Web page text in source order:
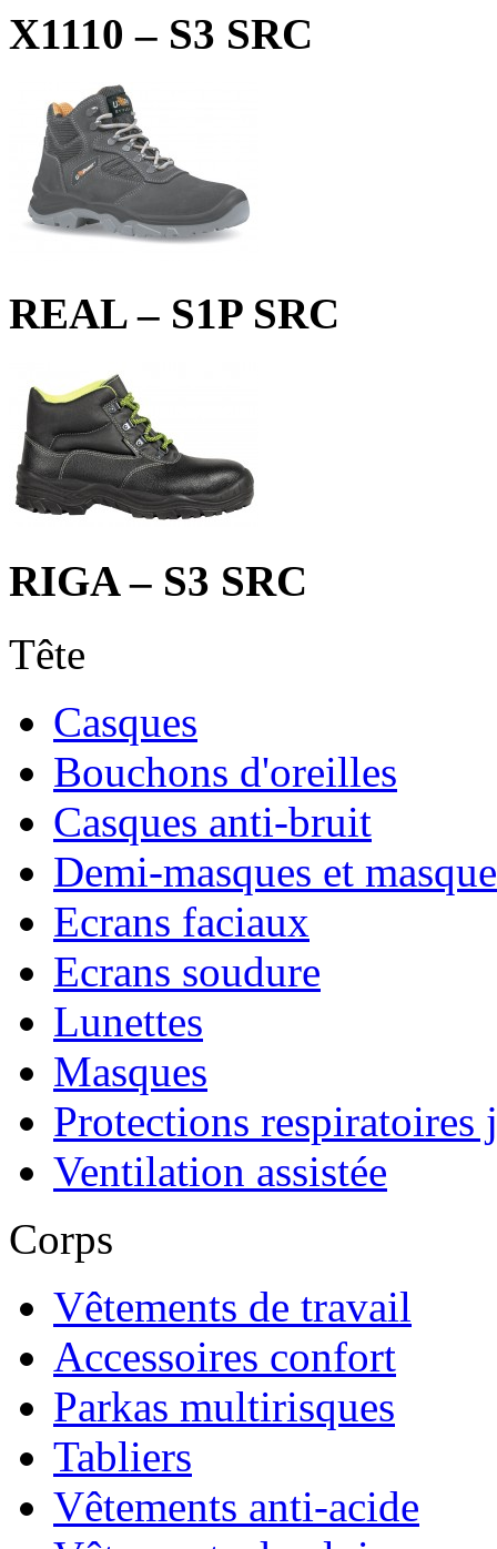
X1110 – S3 SRC
REAL – S1P SRC
RIGA – S3 SRC
Tête
Casques
Bouchons d'oreilles
Casques anti-bruit
Demi-masques et
Ecrans faciaux
Ecrans soudure
Lunettes
Masques
Protections respiratoires
Ventilation assistée
Corps
Vêtements de travail
Accessoires confort
Parkas multirisques
Tabliers
Vêtements anti-acide